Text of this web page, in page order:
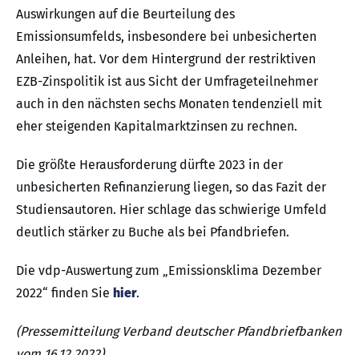
Auswirkungen auf die Beurteilung des
Emissionsumfelds, insbesondere bei unbesicherten
Anleihen, hat. Vor dem Hintergrund der restriktiven
EZB-Zinspolitik ist aus Sicht der Umfrageteilnehmer
auch in den nächsten sechs Monaten tendenziell mit
eher steigenden Kapitalmarktzinsen zu rechnen.
Die größte Herausforderung dürfte 2023 in der
unbesicherten Refinanzierung liegen, so das Fazit der
Studiensautoren. Hier schlage das schwierige Umfeld
deutlich stärker zu Buche als bei Pfandbriefen.
Die vdp-Auswertung zum „Emissionsklima Dezember
2022“ finden Sie hier.
(Pressemitteilung Verband deutscher Pfandbriefbanken